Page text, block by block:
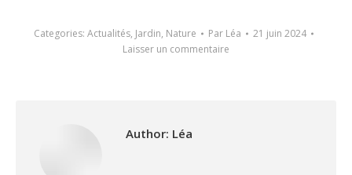
Categories: Actualités, Jardin, Nature Par Léa
21 juin 2024
Laisser un commentaire
Author: Léa